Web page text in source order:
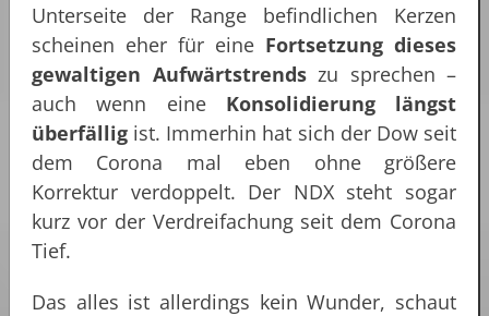
Unterseite der Range befindlichen Kerzen
scheinen eher für eine Fortsetzung dieses
gewaltigen Aufwärtstrendszu sprechen –
auch wenn eine Konsolidierung längst
überfällig ist. Immerhin hat sich der Dow seit
dem Corona mal eben ohne größere
Korrektur verdoppelt. Der NDX steht sogar
kurz vor der Verdreifachung seit dem Corona
Tief.
Das alles ist allerdings kein Wunder, schaut